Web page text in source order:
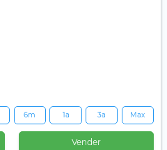
6m 1a 3a Max
Vender